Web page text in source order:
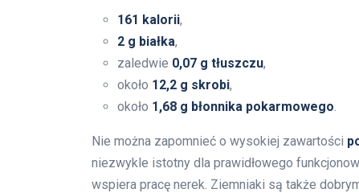
161 kalorii,
2 g białka,
zaledwie 0,07 g tłuszczu,
około 12,2 g skrobi,
około 1,68 g błonnika pokarmowego
Nie można zapomnieć o wysokiej zawartości
niezwykle istotny dla prawidłowego
wspiera pracę nerek. Ziemniaki są także